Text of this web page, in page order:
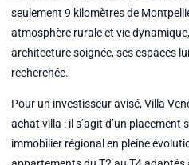
seulement 9 kilomètres de
atmosphère rurale et vie
architecture soignée, ses espaces
recherchée.
Pour un investisseur avisé, Villa
achat villa : il s’agit d’un
immobilier régional en pleine